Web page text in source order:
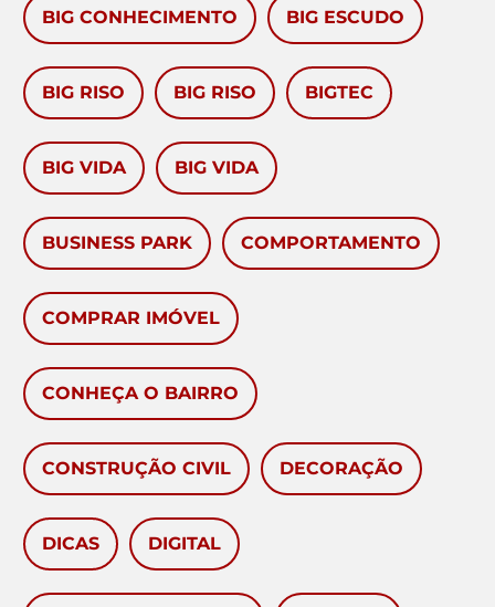
BIG CONHECIMENTO BIG ESCUDO
BIG RISO BIG RISO BIGTEC
BIG VIDA BIG VIDA
BUSINESS PARK COMPORTAMENTO
COMPRAR IMÓVEL
CONHEÇA O BAIRRO
CONSTRUÇÃO CIVIL DECORAÇÃO
DICAS DIGITAL